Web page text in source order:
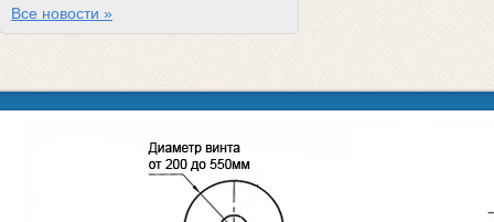
Все новости »